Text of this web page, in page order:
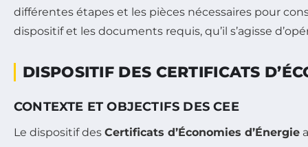
différentes étapes et les pièces nécessaires pour
dispositif et les documents requis, qu’il s’agisse
DISPOSITIF DES CERTIFICATS
CONTEXTE ET OBJECTIFS DES CEE
Le dispositif des Certificats d’Économies d’Énergie